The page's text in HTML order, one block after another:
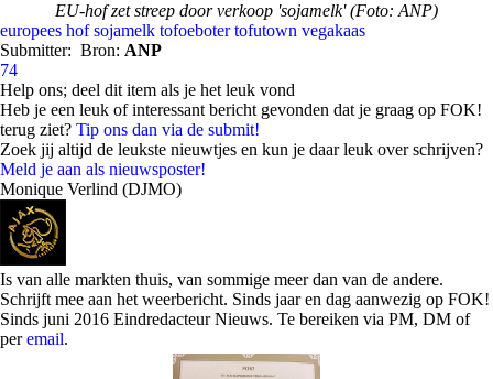
EU-hof zet streep door verkoop 'sojamelk' (Foto: ANP)
europees hof sojamelk tofoeboter tofutown vegakaas
Submitter: Bron: ANP
74
Help ons; deel dit item als je het leuk vond
Heb je een leuk of interessant bericht gevonden dat je graag op FOK!
terug ziet? Tip ons dan via de submit!
Zoek jij altijd de leukste nieuwtjes en kun je daar leuk over schrijven?
Meld je aan als nieuwsposter!
Monique Verlind (DJMO)
Is van alle markten thuis, van sommige meer dan van de andere.
Schrijft mee aan het weerbericht. Sinds jaar en dag aanwezig op FOK!
Sinds juni 2016 Eindredacteur Nieuws. Te bereiken via PM, DM of
peremail.